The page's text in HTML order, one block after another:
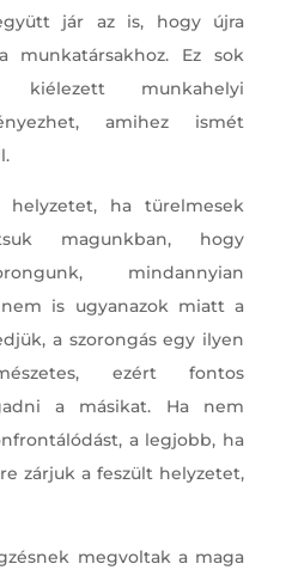
jár az is, hogy újra
munkatársakhoz. Ez sok
kiélezett munkahelyi
amihez ismét
helyzetet, ha türelmesek
magunkban, hogy
mindannyian
is ugyanazok miatt a
a szorongás egy ilyen
ezért fontos
a másikat. Ha nem
a legjobb, ha
zárjuk a feszült helyzetet,
megvoltak a maga